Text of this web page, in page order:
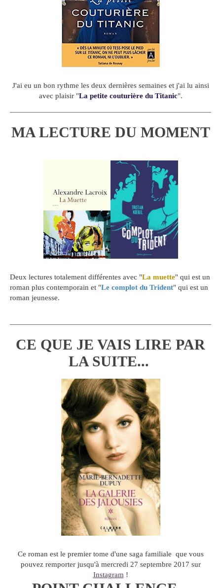
J'ai eu un bon rythme les deux dernières semaines et j'ai lu ainsi
avec plaisir "La petite couturière du Titanic".
MA LECTURE DU MOMENT
Deux lectures totalement différentes avec "La muette" qui est un
roman plus contemporain et "Le complot du Trident" qui est un
roman jeunesse.
CE QUE JE VAIS LIRE PAR
LA SUITE...
Ce roman est le premier tome d'une saga familiale que vous
pouvez remporter jusqu'à mercredi 27 septembre 2017 sur
Instagram !